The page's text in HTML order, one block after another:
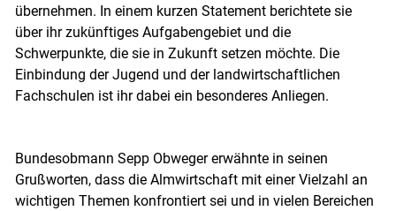
übernehmen. In einem kurzen Statement berichtete sie
über ihr zukünftiges Aufgabengebiet und die
Schwerpunkte, die sie in Zukunft setzen möchte. Die
Einbindung der Jugend und der landwirtschaftlichen
Fachschulen ist ihr dabei ein besonderes Anliegen.
Bundesobmann Sepp Obweger erwähnte in seinen
Grußworten, dass die Almwirtschaft mit einer Vielzahl an
wichtigen Themen konfrontiert sei und in vielen Bereichen